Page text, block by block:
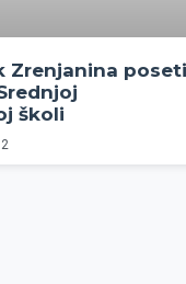
Zrenjanina
školi